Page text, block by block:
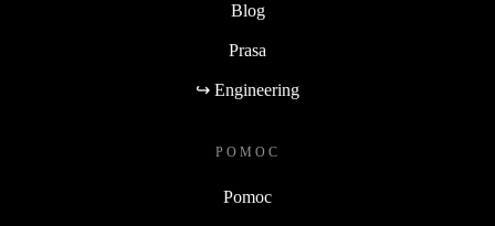
Blog
Prasa
↪ Engineering
POMOC
Pomoc